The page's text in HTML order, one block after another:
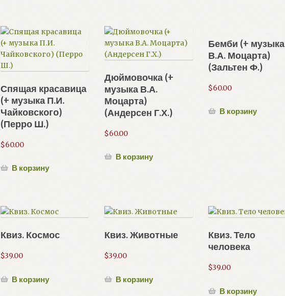
Спящая красавица
(+ музыка П.И.
Чайковского)
(Перро Ш.)
$60.00
В корзину
Дюймовочка (+
музыка В.А.
Моцарта)
(Андерсен Г.Х.)
$60.00
В корзину
Бемби (+ музыка
В.А. Моцарта)
(Зальтен Ф.)
$60.00
В корзину
Квиз. Космос
$39.00
В корзину
Квиз. Животные
$39.00
В корзину
Квиз. Тело
человека
$39.00
В корзину